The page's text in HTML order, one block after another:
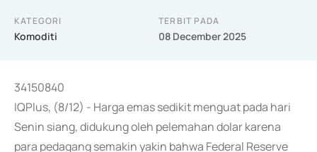
KATEGORI
Komoditi
TERBIT PADA
08 December 2025
34150840
IQPlus, (8/12) - Harga emas sedikit menguat pada hari
Senin siang, didukung oleh pelemahan dolar karena
para pedagang semakin yakin bahwa Federal Reserve